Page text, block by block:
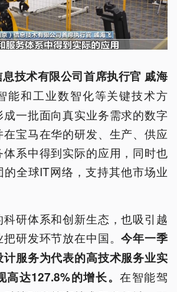
技术有限公司首席执行官 戚海
能和工业数智化等关键技术方
一批面向真实业务需求的数字
宝马在华的研发、生产、供应
系中得到实际的应用，同时也
全球IT网络，支持其他市场业
研体系和创新生态，也吸引越
研发环节放在中国。今年一季
服务为代表的高技术服务业实
高达127.8%的增长。在智能驾